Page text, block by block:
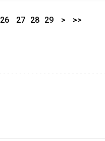
26 27 28 29 > >>